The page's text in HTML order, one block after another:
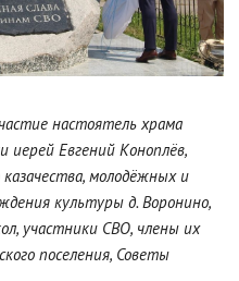
настоятель храма
иерей Евгений Коноплёв,
молодёжных и
культуры д. Воронино,
участники СВО, члены их
поселения, Советы